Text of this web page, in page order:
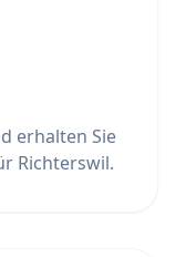
erhalten Sie
Richterswil.